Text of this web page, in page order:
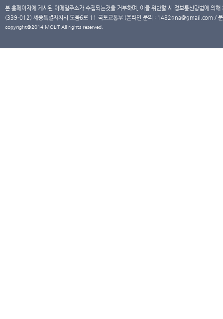
본 홈페이지에 게시된 이메일주소가 수집되는것을 거부하며, 이를 위반할 시 정보통신망법에 의
(339-012) 세종특별자치시 도움6로 11 국토교통부 (온라인 문의 : 1482qna@gmail.com /
copyright@2014 MOLIT All rights reserved.